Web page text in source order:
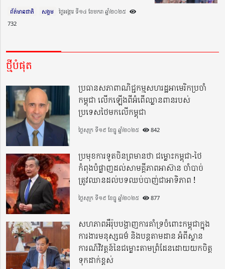
ព័ត៌មានជាតិ សង្គម
ថ្ងៃអង្គារ ទី១៤ ខែមករា ឆ្នាំ២០២៥​
732
ថ្មីបំផុត
ប្រធានសភាពាណិជ្ជកម្មសហរដ្ឋអាមេរិកប្រចាំ
កម្ពុជា លើកឡើងពីអំពើឈ្លានពានរបស់
ប្រទេសថៃមកលើកម្ពុជា
ថ្ងៃសុក្រ ទី១៩ ខែធ្នូ ឆ្នាំ២០២៥ 842
ប្រមុខការទូតចិនព្រមានថា ជម្លោះកម្ពុជា-ថៃ
កំពុងបំផ្លាញដល់សាមគ្គីភាពអាស៊ាន ចាំបាច់
ត្រូវឈានដល់បទឈប់បាញ់ជាអាទិភាព !
ថ្ងៃសុក្រ ទី១៩ ខែធ្នូ ឆ្នាំ២០២៥ 877
សហភាពអឺរ៉ុបបង្ហាញការគាំទ្រចំពោះកម្ពុជាក្នុង
ការងារមនុស្សធម៌ និងបន្តតាមដាន អំពីស្ថាន
ការណ៍វិវត្តន៍នៃជម្លោះតាមព្រំដែនដោយយកចិត្ត
ទុកដាក់ខ្ពស់